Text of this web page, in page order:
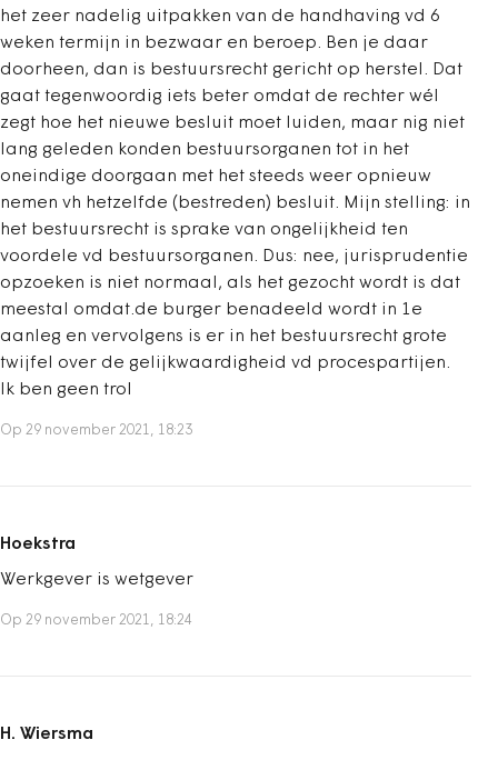
het zeer nadelig uitpakken van de handhaving vd 6
weken termijn in bezwaar en beroep. Ben je daar
doorheen, dan is bestuursrecht gericht op herstel. Dat
gaat tegenwoordig iets beter omdat de rechter wél
zegt hoe het nieuwe besluit moet luiden, maar nig niet
lang geleden konden bestuursorganen tot in het
oneindige doorgaan met het steeds weer opnieuw
nemen vh hetzelfde (bestreden) besluit. Mijn stelling: in
het bestuursrecht is sprake van ongelijkheid ten
voordele vd bestuursorganen. Dus: nee, jurisprudentie
opzoeken is niet normaal, als het gezocht wordt is dat
meestal omdat.de burger benadeeld wordt in 1e
aanleg en vervolgens is er in het bestuursrecht grote
twijfel over de gelijkwaardigheid vd procespartijen.
Ik ben geen trol
Op 29 november 2021, 18:23
Hoekstra
Werkgever is wetgever
Op 29 november 2021, 18:24
H. Wiersma